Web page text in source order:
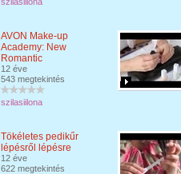
AVON Make-up
Academy: New
Romantic
12 éve
543 megtekintés
szilasiilona
Tökéletes pedikűr
lépésről lépésre
12 éve
622 megtekintés